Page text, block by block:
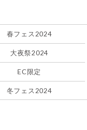
春フェス2024
大夜祭2024
EC限定
冬フェス2024